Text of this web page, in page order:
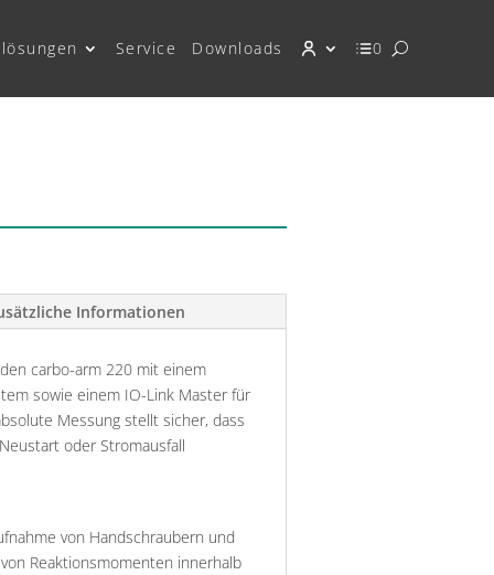
Service Downloads 0
Informationen
carbo-arm 220 mit einem
sowie einem IO-Link Master für
Messung stellt sicher, dass
oder Stromausfall
von Handschraubern und
Reaktionsmomenten innerhalb